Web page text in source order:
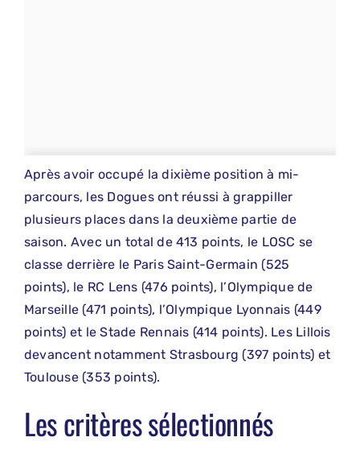
Après avoir occupé la dixième position à mi-
parcours, les Dogues ont réussi à grappiller
plusieurs places dans la deuxième partie de
saison. Avec un total de 413 points, le LOSC se
classe derrière le Paris Saint-Germain (525
points), le RC Lens (476 points), l’Olympique de
Marseille (471 points), l’Olympique Lyonnais (449
points) et le Stade Rennais (414 points). Les Lillois
devancent notamment Strasbourg (397 points) et
Toulouse (353 points).
Les critères sélectionnés